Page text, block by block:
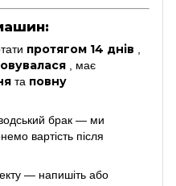
протягом 14 днів
, має
та повну
брак — ми
вартість після
— напишіть або